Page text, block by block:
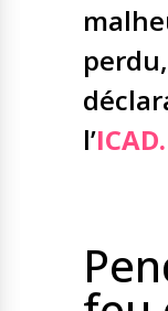
l’ICAD.